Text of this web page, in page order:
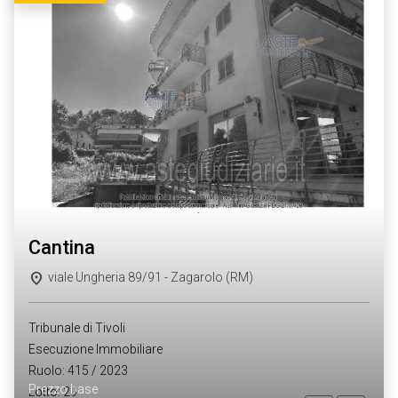
Prezzo base
cantina
viale Ungheria 89/91 - Zagarolo (RM)
Tribunale di Tivoli
Esecuzione Immobiliare
Ruolo: 415 / 2023
Lotto: 29